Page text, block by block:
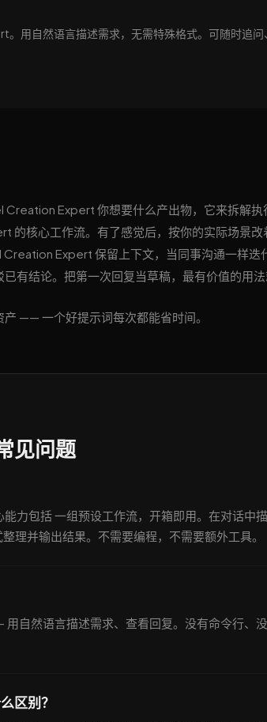
用自然语言描述需求，无需特殊格式。可随时追问
Expert 你想要什么产出物，它来拆解执
的核心工作流。有了感觉后，按你的实际场景改
Expert 保留上下文，当同事沟通一样迭
有结论。把第一次回复当草稿，最有价值的用
—— 一个好提示词每次都能省时间。
见问题
力包括 一组预设工作流，开箱即用。在对话中
并输出结果。不需要编程，不需要额外工具。
自然语言描述需求、查看回复。没有命令行、
区别？